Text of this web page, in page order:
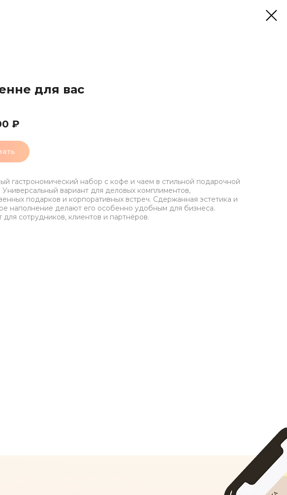
для вас
₽
гастрономический набор с кофе и чаем в стильной подарочной
Универсальный вариант для деловых комплиментов,
подарков и корпоративных встреч. Сдержанная эстетика и
наполнение делают его особенно удобным для бизнеса.
для сотрудников, клиентов и партнёров.